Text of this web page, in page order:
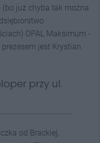
już chyba tak można
OPAL Maksimum -
jest Krystian
przy ul.
od Brackiej,